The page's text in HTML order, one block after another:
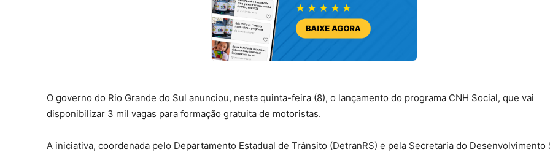
O governo do Rio Grande do Sul anunciou, nesta quinta-feira (8), o lançamento do programa CNH Social, que vai
disponibilizar 3 mil vagas para formação gratuita de motoristas.
A iniciativa, coordenada pelo Departamento Estadual de Trânsito (DetranRS) e pela Secretaria do Desenvolvimento